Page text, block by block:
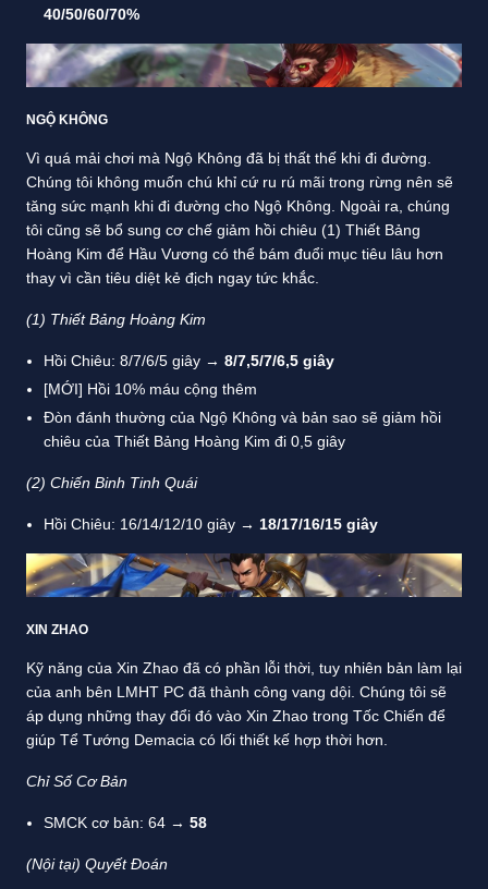
40/50/60/70%
NGỘ KHÔNG
Vì quá mải chơi mà Ngộ Không đã bị thất thế khi đi đường.
Chúng tôi không muốn chú khỉ cứ ru rú mãi trong rừng nên sẽ
tăng sức mạnh khi đi đường cho Ngộ Không. Ngoài ra, chúng
tôi cũng sẽ bổ sung cơ chế giảm hồi chiêu (1) Thiết Bảng
Hoàng Kim để Hầu Vương có thể bám đuổi mục tiêu lâu hơn
thay vì cần tiêu diệt kẻ địch ngay tức khắc.
(1) Thiết Bảng Hoàng Kim
Hồi Chiêu: 8/7/6/5 giây → 8/7,5/7/6,5 giây
[MỚI] Hồi 10% máu cộng thêm
Đòn đánh thường của Ngộ Không và bản sao sẽ giảm hồi
chiêu của Thiết Bảng Hoàng Kim đi 0,5 giây
(2) Chiến Binh Tinh Quái
Hồi Chiêu: 16/14/12/10 giây → 18/17/16/15 giây
XIN ZHAO
Kỹ năng của Xin Zhao đã có phần lỗi thời, tuy nhiên bản làm lại
của anh bên LMHT PC đã thành công vang dội. Chúng tôi sẽ
áp dụng những thay đổi đó vào Xin Zhao trong Tốc Chiến để
giúp Tể Tướng Demacia có lối thiết kế hợp thời hơn.
Chỉ Số Cơ Bản
SMCK cơ bản: 64 → 58
(Nội tại) Quyết Đoán